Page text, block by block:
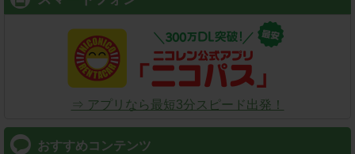
⇒ アプリなら最短3分スピード出発！
おすすめコンテンツ